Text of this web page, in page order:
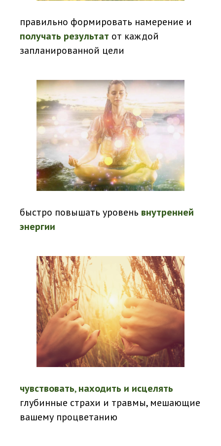
правильно формировать намерение и
получать результат от каждой
запланированной цели
быстро повышать уровень внутренней
энергии
чувствовать,находить и исцелять
глубинные страхи и травмы, мешающие
вашему процветанию